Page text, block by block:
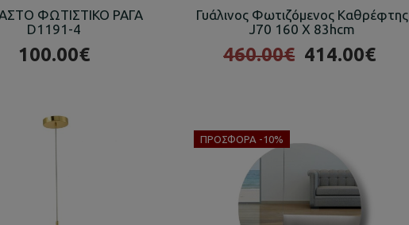
ΦΩΤΙΣΤΙΚΟ ΡΑΓΑ
D1191-4
100.00€
Γυάλινος Φωτιζόμενος Καθρέφτης
J70 160 X 83hcm
460.00€ 414.00€
ΠΡΟΣΦΟΡΆ -10%